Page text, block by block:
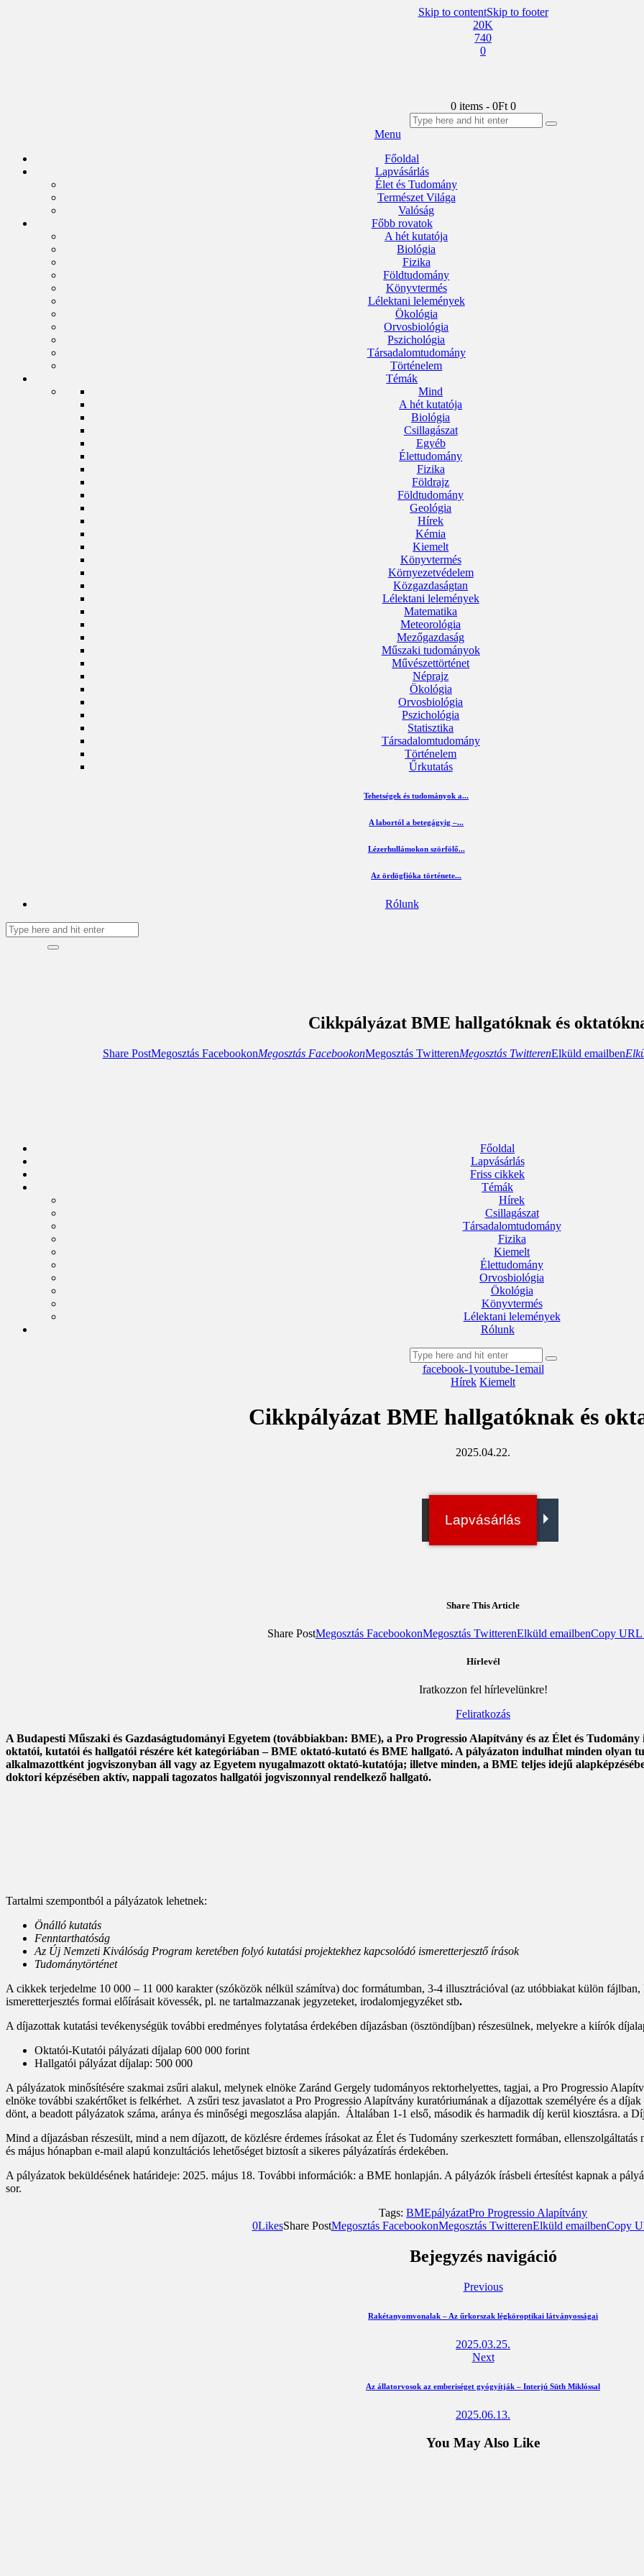
Skip to contentSkip to footer
20K
740
0
0 items - 0Ft 0
Menu
Főoldal
Lapvásárlás
Élet és Tudomány
Természet Világa
Valóság
Főbb rovatok
A hét kutatója
Biológia
Fizika
Földtudomány
Könyvtermés
Lélektani lelemények
Ökológia
Orvosbiológia
Pszichológia
Társadalomtudomány
Történelem
Témák
Mind
A hét kutatója
Biológia
Csillagászat
Egyéb
Élettudomány
Fizika
Földrajz
Földtudomány
Geológia
Hírek
Kémia
Kiemelt
Könyvtermés
Környezetvédelem
Közgazdaságtan
Lélektani lelemények
Matematika
Meteorológia
Mezőgazdaság
Műszaki tudományok
Művészettörténet
Néprajz
Ökológia
Orvosbiológia
Pszichológia
Statisztika
Társadalomtudomány
Történelem
Űrkutatás
Tehetségek és tudományok a...
A labortól a betegágyig –...
Lézerhullámokon szörfölő...
Az ördögfióka története...
Rólunk
Cikkpályázat BME hallgatóknak és
Share PostMegosztás FacebookonMegosztás FacebookonMegosztás TwitterenMegosztás TwitterenElküld emailben
Főoldal
Lapvásárlás
Friss cikkek
Témák
Hírek
Csillagászat
Társadalomtudomány
Fizika
Kiemelt
Élettudomány
Orvosbiológia
Ökológia
Könyvtermés
Lélektani lelemények
Rólunk
facebook-1youtube-1email
Hírek Kiemelt
Cikkpályázat BME hallgatóknak és
2025.04.22.
Digitális példány
Lapvásárlás
Share This Article
Share PostMegosztás FacebookonMegosztás TwitterenElküld emailbenCopy URL
Hírlevél
Iratkozzon fel hírlevelünkre!
Feliratkozás
A Budapesti Műszaki és Gazdaságtudományi Egyetem (továbbiakban: BME), a Pro Progressio Alapítvány és az Élet és
oktatói, kutatói és hallgatói részére két kategóriában – BME oktató-kutató és BME hallgató. A pályázaton indulhat minden olyan
alkalmazottként jogviszonyban áll vagy az Egyetem nyugalmazott oktató-kutatója; illetve minden, a BME teljes idejű
doktori képzésében aktív, nappali tagozatos hallgatói jogviszonnyal rendelkező hallgató.
Tartalmi szempontból a pályázatok lehetnek:
Önálló kutatás
Fenntarthatóság
Az Új Nemzeti Kiválóság Program keretében folyó kutatási projektekhez kapcsolódó ismeretterjesztő írások
Tudománytörténet
A cikkek terjedelme 10 000 – 11 000 karakter (szóközök nélkül számítva) doc formátumban, 3-4 illusztrációval (az utóbbiakat külön
ismeretterjesztés formai előírásait kövessék, pl. ne tartalmazzanak jegyzeteket, irodalomjegyzéket stb.
A díjazottak kutatási tevékenységük további eredményes folytatása érdekében díjazásban (ösztöndíjban) részesülnek, melyekre a kiírók
Oktatói-Kutatói pályázati díjalap 600 000 forint
Hallgatói pályázat díjalap: 500 000
A pályázatok minősítésére szakmai zsűri alakul, melynek elnöke Zaránd Gergely tudományos rektorhelyettes, tagjai, a Pro Progressio
elnöke további szakértőket is felkérhet. A zsűri tesz javaslatot a Pro Progressio Alapítvány kuratóriumának a díjazottak személyére és a
dönt, a beadott pályázatok száma, aránya és minőségi megoszlása alapján. Általában 1-1 első, második és harmadik díj kerül kiosztásra. a
Mind a díjazásban részesült, mind a nem díjazott, de közlésre érdemes írásokat az Élet és Tudomány szerkesztett formában,
és május hónapban e-mail alapú konzultációs lehetőséget biztosít a sikeres pályázatírás érdekében.
A pályázatok beküldésének határideje: 2025. május 18. További információk: a BME honlapján. A pályázók írásbeli értesítést kapnak a
sor.
Tags: BMEpályázatPro Progressio Alapítvány
0LikesShare PostMegosztás FacebookonMegosztás TwitterenElküld emailbenCopy
Bejegyzés navigáció
Previous
Rakétanyomvonalak – Az űrkorszak légköroptikai látványosságai
2025.03.25.
Next
Az állatorvosok az emberiséget gyógyítják – Interjú Süth Miklóssal
2025.06.13.
You May Also Like